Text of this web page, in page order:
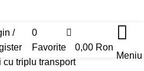
/
0
Favorite
0,00 Ron
Meniu
Noi
Cusut
cu triplu transport